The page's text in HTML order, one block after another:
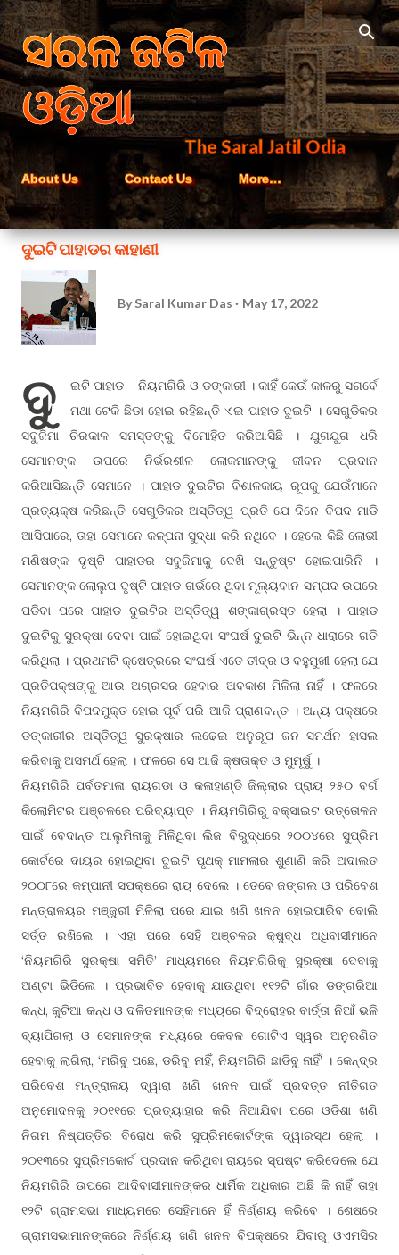
Skip to main content
ସରଳ ଜଟିଳ
ଓଡ଼ିଆ
The Saral Jatil Odia
About Us Contact Us More…
ଦୁଇଟି ପାହାଡର କାହାଣୀ
By Saral Kumar Das May 17, 2022
ଦୁ
ଇଟି ପାହାଡ - ନିୟମଗିରି ଓ ଡଙ୍କାରୀ । କାହିଁ କେଉଁ କାଳରୁ ସଗର୍ବେ
ମଥା ଟେକି ଛିଡା ହୋଇ ରହିଛନ୍ତି ଏଇ ପାହାଡ ଦୁଇଟି । ସେଗୁଡିକର
ସବୁଜିମା ଚିରକାଳ ସମସ୍ତଙ୍କୁ ବିମୋହିତ କରିଆସିଛି । ଯୁଗଯୁଗ ଧରି
ସେମାନଙ୍କ ଉପରେ ନିର୍ଭରଶୀଳ ଲୋକମାନଙ୍କୁ ଜୀବନ ପ୍ରଦାନ
କରିଆସିଛନ୍ତି ସେମାନେ । ପାହାଡ ଦୁଇଟିର ବିଶାଳକାୟ ରୂପକୁ ଯେଉଁମାନେ
ପ୍ରତ୍ୟକ୍ଷ କରିଛନ୍ତି ସେଗୁଡିକର ଅସ୍ତିତ୍ୱ ପ୍ରତି ଯେ ଦିନେ ବିପଦ ମାଡି
ଆସିପାରେ, ତାହା ସେମାନେ କଳ୍ପନା ସୁଦ୍ଧା କରି ନଥିବେ । ହେଲେ କିଛି ଲୋଭୀ
ମଣିଷଙ୍କ ଦୃଷ୍ଟି ପାହାଡର ସବୁଜିମାକୁ ଦେଖି ସନ୍ତୁଷ୍ଟ ହୋଇପାରିନି ।
ସେମାନଙ୍କ ଲୋଲୁପ ଦୃଷ୍ଟି ପାହାଡ ଗର୍ଭରେ ଥିବା ମୂଲ୍ୟବାନ ସମ୍ପଦ ଉପରେ
ପଡିବା ପରେ ପାହାଡ ଦୁଇଟିର ଅସ୍ତିତ୍ୱ ଶଙ୍କାଗ୍ରସ୍ତ ହେଲା । ପାହାଡ
ଦୁଇଟିକୁ ସୁରକ୍ଷା ଦେବା ପାଇଁ ହୋଇଥିବା ସଂଘର୍ଷ ଦୁଇଟି ଭିନ୍ନ ଧାରାରେ ଗତି
କରିଥିଲା । ପ୍ରଥମଟି କ୍ଷେତ୍ରରେ ସଂଘର୍ଷ ଏତେ ତୀବ୍ର ଓ ବହୁମୁଖୀ ହେଲା ଯେ
ପ୍ରତିପକ୍ଷଙ୍କୁ ଆଉ ଅଗ୍ରସର ହେବାର ଅବକାଶ ମିଳିଲା ନାହିଁ । ଫଳରେ
ନିୟମଗିରି ବିପଦମୁକ୍ତ ହୋଇ ପୂର୍ବ ପରି ଆଜି ପ୍ରାଣବନ୍ତ । ଅନ୍ୟ ପକ୍ଷରେ
ଡଙ୍କାରୀର ଅସ୍ତିତ୍ୱ ସୁରକ୍ଷାର ଲଢେଇ ଅନୁରୂପ ଜନ ସମର୍ଥନ ହାସଲ
କରିବାକୁ ଅସମର୍ଥ ହେଲା । ଫଳରେ ସେ ଆଜି କ୍ଷତାକ୍ତ ଓ ମୁମୂର୍ଷୁ ।
ନିୟମଗିରି ପର୍ବତମାଳା ରାୟଗଡା ଓ କଳାହାଣ୍ଡି ଜିଲ୍ଲାର ପ୍ରାୟ ୨୫୦ ବର୍ଗ
କିଲୋମିଟର ଅଞ୍ଚଳରେ ପରିବ୍ୟାପ୍ତ । ନିୟମଗିରିରୁ ବକ୍ସାଇଟ ଉତ୍ତୋଳନ
ପାଇଁ ବେଦାନ୍ତ ଆଲୁମିନାକୁ ମିଳିଥିବା ଲିଜ ବିରୁଦ୍ଧରେ ୨୦୦୪ରେ ସୁପ୍ରିମ
କୋର୍ଟରେ ଦାୟର ହୋଇଥିବା ଦୁଇଟି ପୃଥକ୍ ମାମଲାର ଶୁଣାଣି କରି ଅଦାଲତ
୨୦୦୮ରେ କମ୍ପାନୀ ସପକ୍ଷରେ ରାୟ ଦେଲେ । ତେବେ ଜଙ୍ଗଲ ଓ ପରିବେଶ
ମନ୍ତ୍ରାଳୟର ମଞ୍ଜୁରୀ ମିଳିଲା ପରେ ଯାଇ ଖଣି ଖନନ ହୋଇପାରିବ ବୋଲି
ସର୍ତ୍ତ ରଖିଲେ । ଏହା ପରେ ସେହି ଅଞ୍ଚଳର କ୍ଷୁବ୍ଧ ଅଧିବାସୀମାନେ
‘ନିୟମଗିରି ସୁରକ୍ଷା ସମିତି’ ମାଧ୍ୟମରେ ନିୟମଗିରିକୁ ସୁରକ୍ଷା ଦେବାକୁ
ଅଣ୍ଟା ଭିଡିଲେ । ପ୍ରଭାବିତ ହେବାକୁ ଯାଉଥିବା ୧୧୨ଟି ଗାଁର ଡଙ୍ଗରିଆ
କନ୍ଧ, କୁଟିଆ କନ୍ଧ ଓ ଦଳିତମାନଙ୍କ ମଧ୍ୟରେ ବିଦ୍ରୋହର ବାର୍ତ୍ତା ନିଆଁ ଭଳି
ବ୍ୟାପିଗଲା ଓ ସେମାନଙ୍କ ମଧ୍ୟରେ କେବଳ ଗୋଟିଏ ସ୍ୱର ଅନୁରଣିତ
ହେବାକୁ ଲାଗିଲା, ‘ମରିବୁ ପଛେ, ଡରିବୁ ନାହିଁ, ନିୟମଗିରି ଛାଡିବୁ ନାହିଁ’ । କେନ୍ଦ୍ର
ପରିବେଶ ମନ୍ତ୍ରାଳୟ ଦ୍ୱାରା ଖଣି ଖନନ ପାଇଁ ପ୍ରଦତ୍ତ ନୀତିଗତ
ଅନୁମୋଦନକୁ ୨୦୧୧ରେ ପ୍ରତ୍ୟାହାର କରି ନିଆଯିବା ପରେ ଓଡିଶା ଖଣି
ନିଗମ ନିଷ୍ପତ୍ତିର ବିରୋଧ କରି ସୁପ୍ରିମକୋର୍ଟଙ୍କ ଦ୍ୱାରସ୍ଥ ହେଲା ।
୨୦୧୩ରେ ସୁପ୍ରିମକୋର୍ଟ ପ୍ରଦାନ କରିଥିବା ରାୟରେ ସ୍ପଷ୍ଟ କରିଦେଲେ ଯେ
ନିୟମଗିରି ଉପରେ ଆଦିବାସୀମାନଙ୍କର ଧାର୍ମିକ ଅଧିକାର ଅଛି କି ନାହିଁ ତାହା
୧୨ଟି ଗ୍ରାମସଭା ମାଧ୍ୟମରେ ସେହିମାନେ ହିଁ ନିର୍ଣ୍ଣୟ କରିବେ । ଶେଷରେ
ଗ୍ରାମସଭାମାନଙ୍କରେ ନିର୍ଣ୍ଣୟ ଖଣି ଖନନ ବିପକ୍ଷରେ ଯିବାରୁ ଓଏମସିର